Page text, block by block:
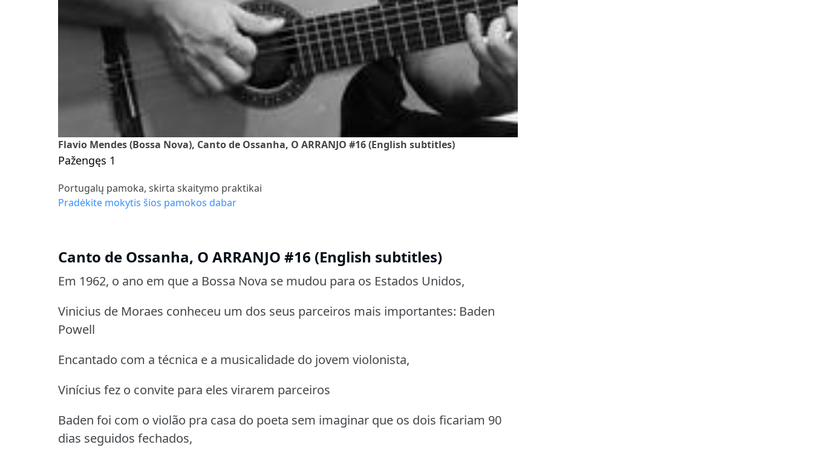
Flavio Mendes (Bossa Nova), Canto de Ossanha, O ARRANJO #16 (English subtitles)
Pažengęs 1
Portugalų pamoka, skirta skaitymo praktikai
Pradėkite mokytis šios pamokos dabar
Canto de Ossanha, O ARRANJO #16 (English subtitles)
Em 1962, o ano em que a Bossa Nova se mudou para os Estados Unidos,
Vinicius de Moraes conheceu um dos seus parceiros mais importantes: Baden
Powell
Encantado com a técnica e a musicalidade do jovem violonista,
Vinícius fez o convite para eles virarem parceiros
Baden foi com o violão pra casa do poeta sem imaginar que os dois ficariam 90
dias seguidos fechados,